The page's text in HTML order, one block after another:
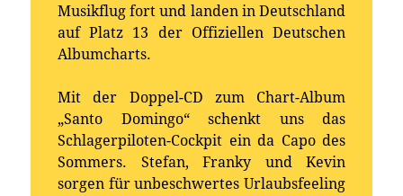
Musikflug fort und landen in Deutschland
auf Platz 13 der Offiziellen Deutschen
Albumcharts.
Mit der Doppel-CD zum Chart-Album
„Santo Domingo“ schenkt uns das
Schlagerpiloten-Cockpit ein da Capo des
Sommers. Stefan, Franky und Kevin
sorgen für unbeschwertes Urlaubsfeeling